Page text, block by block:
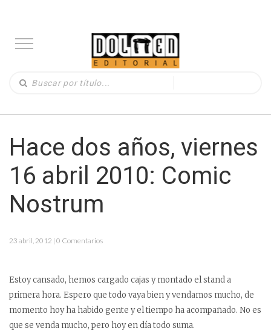
Hace dos años, viernes
16 abril 2010: Comic
Nostrum
23 abril, 2012 | 0 Comentarios
Estoy cansado, hemos cargado cajas y montado el stand a
primera hora. Espero que todo vaya bien y vendamos mucho, de
momento hoy ha habido gente y el tiempo ha acompañado. No es
que se venda mucho, pero hoy en día todo suma.